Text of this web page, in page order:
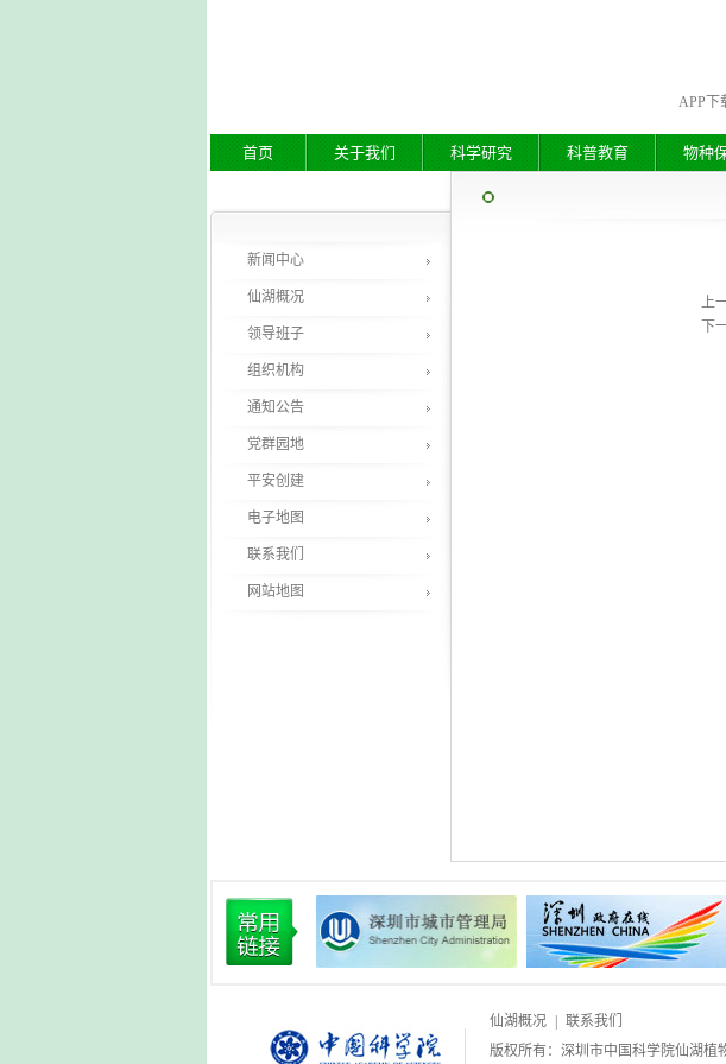
APP下
首页 关于我们 科学研究 科普教育 物种
上
下
新闻中心
仙湖概况
领导班子
组织机构
通知公告
党群园地
平安创建
电子地图
联系我们
网站地图
仙湖概况
联系我们
版权所有：深圳市中国科学院仙湖植